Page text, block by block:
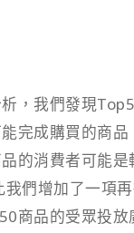
，我們發現
完成購買的商品
的消費者可能是
我們增加了一項
商品的受眾投放